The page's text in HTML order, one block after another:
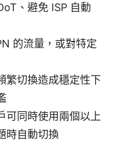
、避免 ISP 自動
的流量，或對特定
繁切換造成穩定性下
可同時使用兩個以上
時自動切換